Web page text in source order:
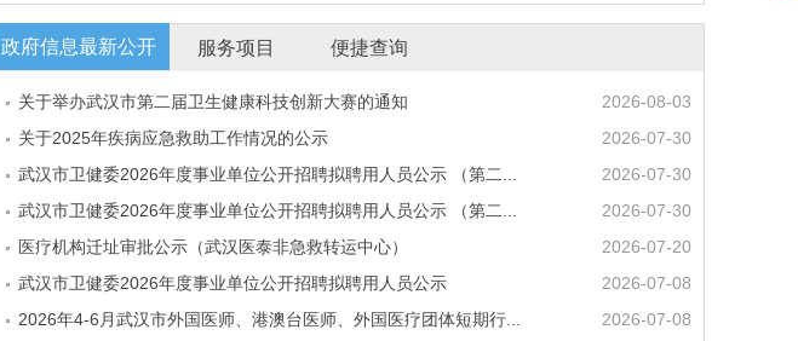
政府信息最新公开 服务项目 便捷查询
关于举办武汉市第二届卫生健康科技创新大赛的通知
2026-08-03
关于2025年疾病应急救助工作情况的公示
2026-07-30
武汉市卫健委2026年度事业单位公开招聘拟聘用人员公示 （第二...
2026-07-30
武汉市卫健委2026年度事业单位公开招聘拟聘用人员公示 （第二...
2026-07-30
医疗机构迁址审批公示（武汉医泰非急救转运中心）
2026-07-20
武汉市卫健委2026年度事业单位公开招聘拟聘用人员公示
2026-07-08
2026年4-6月武汉市外国医师、港澳台医师、外国医疗团体短期行...
2026-07-08